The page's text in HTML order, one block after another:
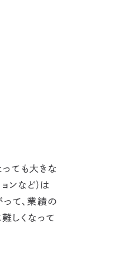
ても大きな
ンなど)は
って、業績の
しくなって